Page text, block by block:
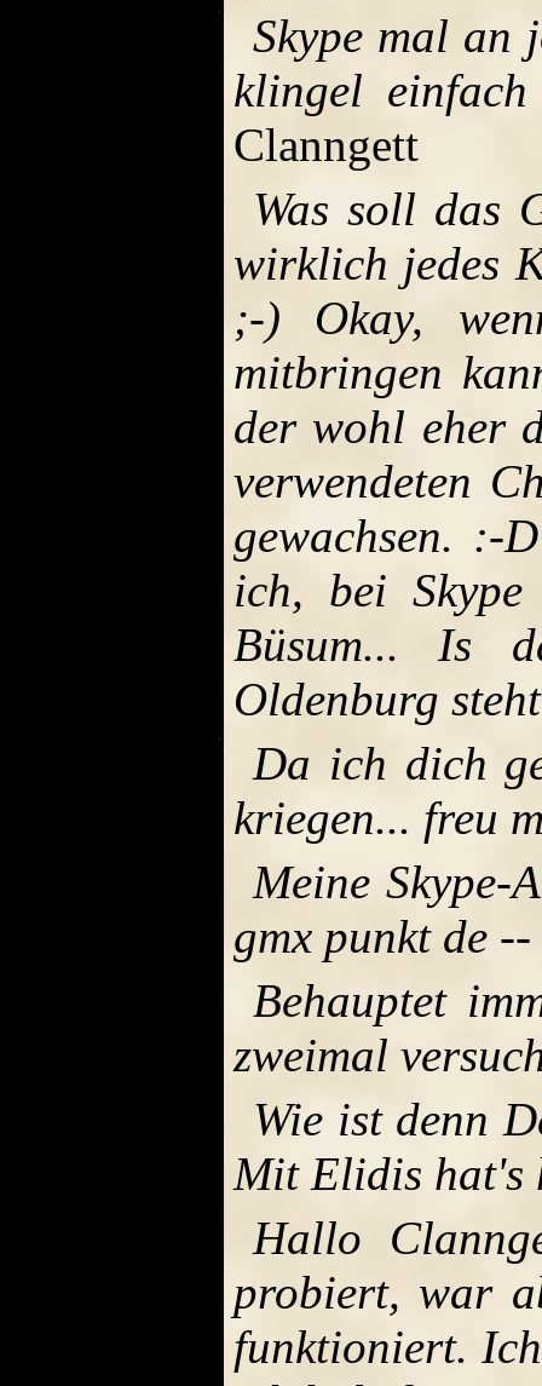
Skype mal an
klingel
Clanngett
Was soll das
wirklich jedes
;-) Okay,
mitbringen
der wohl eher
verwendeten
gewachsen. :-
ich, bei
Büsum... Is
Oldenburg
Da ich dich
kriegen... freu
Meine Skype-
gmx punkt de --
Behauptet
zweimal
Wie ist denn
Mit Elidis hat's
Hallo
probiert, war
funktioniert.